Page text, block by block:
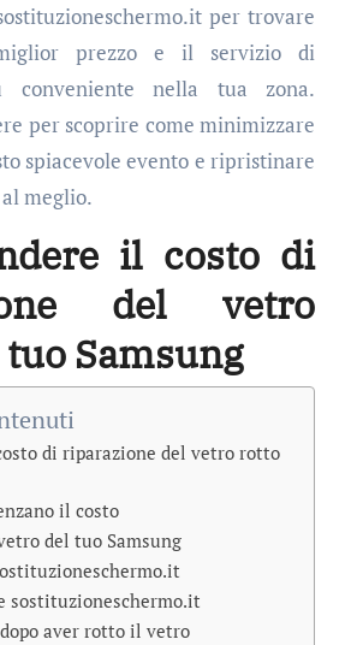
per trovare
prezzo e il servizio di
conveniente nella tua zona.
per scoprire come minimizzare
spiacevole evento e ripristinare
meglio.
il costo di
del vetro
Samsung
di riparazione del vetro rotto
il costo
del tuo Samsung
sostituzioneschermo.it
aver rotto il vetro